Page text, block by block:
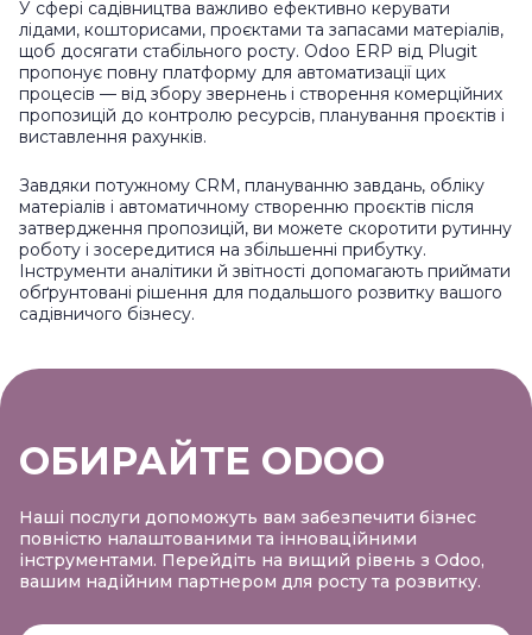
У сфері садівництва важливо ефективно керувати
лідами, кошторисами, проєктами та запасами матеріалів,
щоб досягати стабільного росту. Odoo ERP від Plugit
пропонує повну платформу для автоматизації цих
процесів — від збору звернень і створення комерційних
пропозицій до контролю ресурсів, планування проєктів і
виставлення рахунків.
Завдяки потужному CRM, плануванню завдань, обліку
матеріалів і автоматичному створенню проєктів після
затвердження пропозицій, ви можете скоротити рутинну
роботу і зосередитися на збільшенні прибутку.
Інструменти аналітики й звітності допомагають приймати
обґрунтовані рішення для подальшого розвитку вашого
садівничого бізнесу.
ОБИРАЙТЕ ODOO
Наші послуги допоможуть вам забезпечити бізнес
повністю налаштованими та інноваційними
інструментами. Перейдіть на вищий рівень з Odoo,
вашим надійним партнером для росту та розвитку.